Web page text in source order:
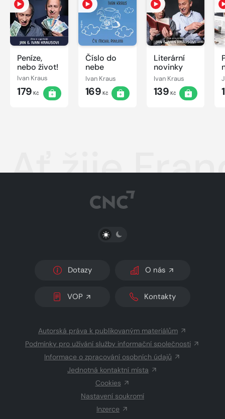
Peníze,
nebo život!
Ivan Kraus
179 Kč
Číslo do
nebe
Ivan Kraus
169 Kč
Literární
novinky
Ivan Kraus
139 Kč
Ať žije
PŘEPNOUT SVĚTLÝ/TMAVÝ REŽIM
Dotazy O nás
VOP Kontakty
Autorská práva k publikovaným materiálům
Podmínky pro užívání služby informační společnosti
Informace o zpracování osobních údajů
Jednotná kontaktní místa
Cookies
Nastavení soukromí
Inzerce